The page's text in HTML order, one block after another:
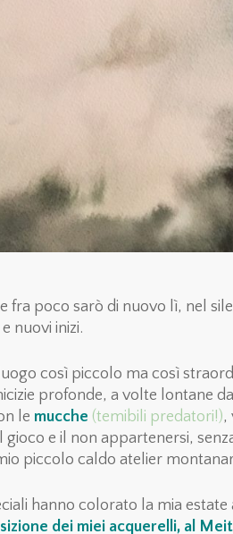
fra poco sarò di nuovo lì, nel
nuovi inizi.
così piccolo ma così
profonde, a volte lontane
le mucche (temibili predatori!),
e il non appartenersi,
piccolo caldo atelier
hanno colorato la mia
dei miei acquerelli, al